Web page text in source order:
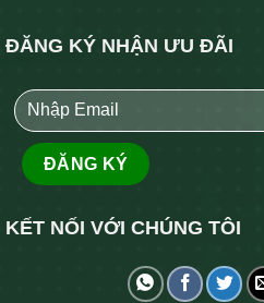
ĐĂNG KÝ NHẬN ƯU ĐÃI
KẾT NỐI VỚI CHÚNG TÔI